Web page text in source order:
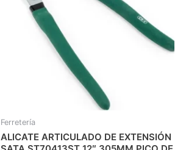
Ferretería
ALICATE ARTICULADO DE EXTENSIÓN